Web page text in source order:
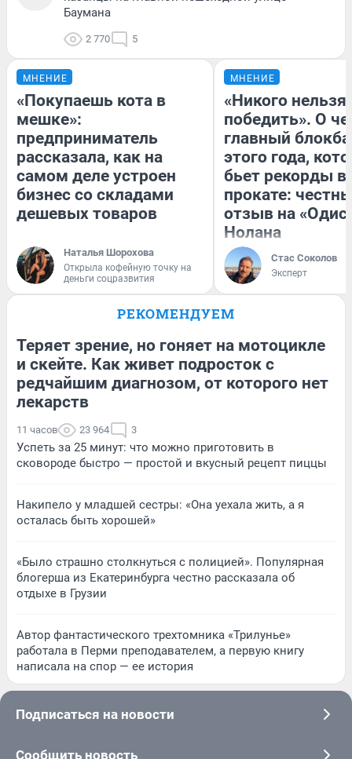
Баумана
2 770 5
МНЕНИЕ
«Покупаешь кота в
мешке»:
предприниматель
рассказала, как на
самом деле устроен
бизнес со складами
дешевых товаров
Наталья Шорохова
Открыла кофейную точку на
деньги соцразвития
МНЕНИЕ
«Никого нельзя
победить». О
главный
этого года,
бьет рекорды в
прокате:
отзыв на
Нолана
Стас Соколов
Эксперт
РЕКОМЕНДУЕМ
Теряет зрение, но гоняет на мотоцикле
и скейте. Как живет подросток с
редчайшим диагнозом, от которого нет
лекарств
11 часов 23 964 3
Успеть за 25 минут: что можно приготовить в
сковороде быстро — простой и вкусный рецепт пиццы
Накипело у младшей сестры: «Она уехала жить, а я
осталась быть хорошей»
«Было страшно столкнуться с полицией». Популярная
блогерша из Екатеринбурга честно рассказала об
отдыхе в Грузии
Автор фантастического трехтомника «Трилунье»
работала в Перми преподавателем, а первую книгу
написала на спор — ее история
Подписаться на новости
Сообщить новость